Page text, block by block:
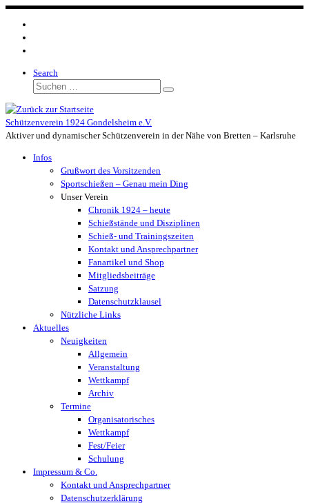
Zum
Inhalt
springen
Search
Suche
Suchen …
Schützenverein 1924 Gondelsheim e.V.
Aktiver und dynamischer Schützenverein in der Nähe von Bretten – Karlsruhe
Infos
Grußwort des Vorsitzenden
Sportschießen – Genau mein Ding
Unser Verein
Chronik 1924 – heute
Schießstände und Disziplinen
Schieß- und Trainingszeiten
Kontakt und Ansprechpartner
Fanartikel und Shop
Mitgliedsbeiträge
Satzung
Datenschutzklausel
Nützliche Links
Aktuelles
Neuigkeiten
Allgemein
Veranstaltung
Wettkampf
Archiv
Termine
Organisatorisches
Wettkampf
Fest/Feier
Schulung
Impressum & Co.
Kontakt und Ansprechpartner
Datenschutzerklärung